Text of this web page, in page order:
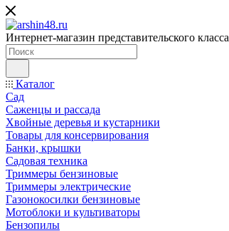
Интернет-магазин представительского класса
Каталог
Сад
Саженцы и рассада
Хвойные деревья и кустарники
Товары для консервирования
Банки, крышки
Садовая техника
Триммеры бензиновые
Триммеры электрические
Газонокосилки бензиновые
Мотоблоки и культиваторы
Бензопилы